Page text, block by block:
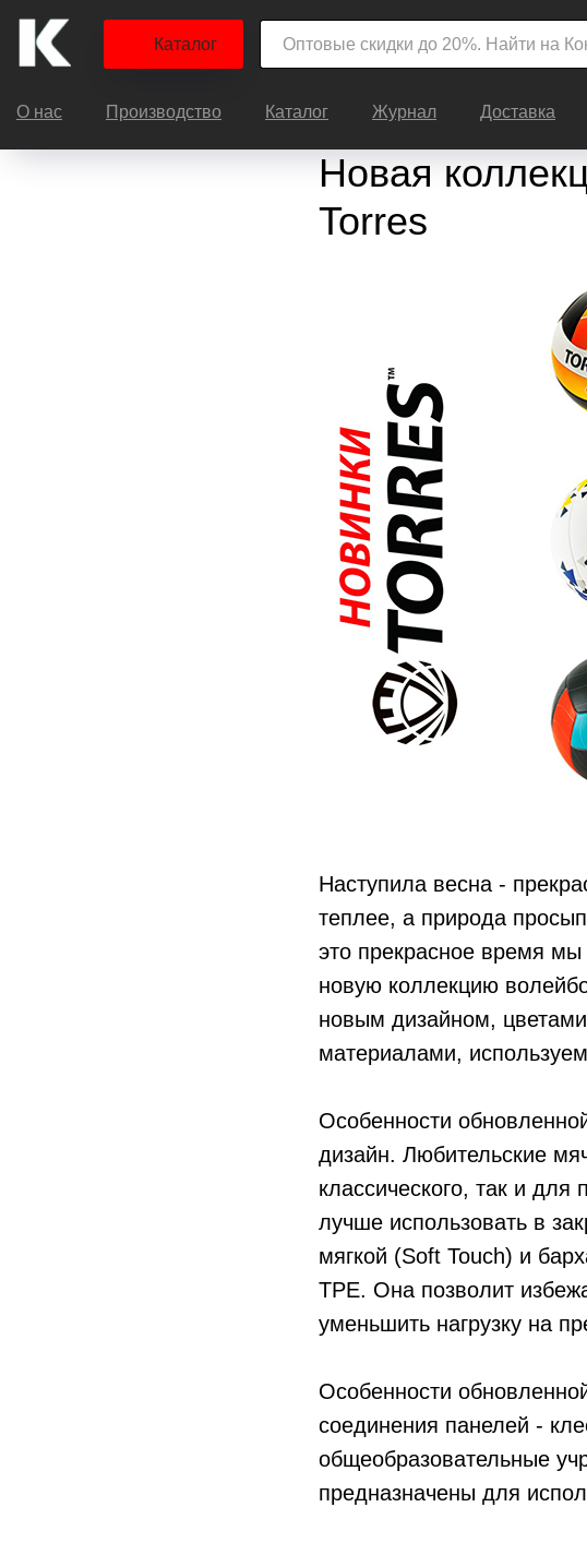
Каталог
О нас Производство Каталог Журнал Доставка
Новая
Torres
Наступила весна -
теплее, а природа
это прекрасное время
новую коллекцию
новым дизайном,
материалами,
Особенности
дизайн. Любительские
классического, так и
лучше использовать в
мягкой (Soft Touch) и
TPE. Она позволит
уменьшить нагрузку на
Особенности
соединения панелей -
общеобразовательные
предназначены для